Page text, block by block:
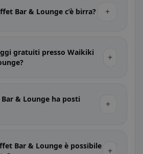
Bar & Lounge c’è birra? +
gratuiti presso Waikiki
+
& Lounge ha posti
+
Bar & Lounge è possibile
+